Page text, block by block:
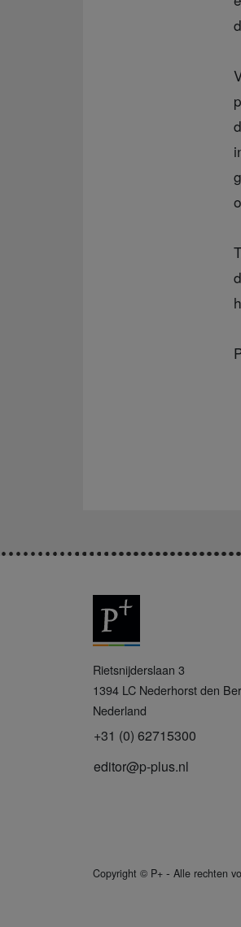
+
Rietsnijderslaan 3
1394 LC Nederhorst den
Nederland
+31 (0) 62715300
editor@p-plus.nl
Copyright © P+ - Alle rechten